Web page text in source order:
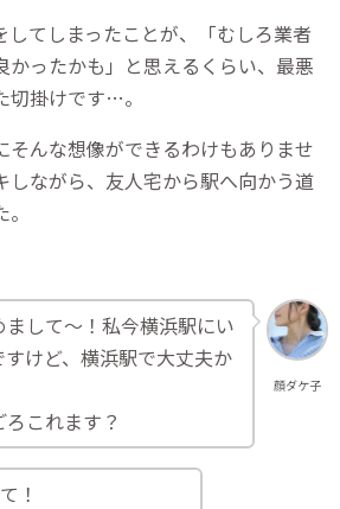
してしまったことが、「むしろ業者
ったかも」と思えるくらい、最悪
切掛けです…。
そんな想像ができるわけもありませ
しながら、友人宅から駅へ向かう道
顔ダケ子
まして～！私今横浜駅にい
すけど、横浜駅で大丈夫か
ろこれます？
！